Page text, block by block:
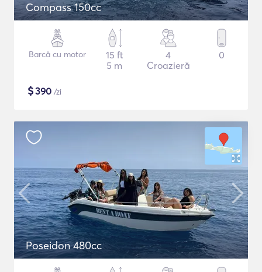
Compass 150cc
Barcă cu motor
15 ft
5 m
4
Croazieră
0
$390 /zi
Poseidon 480cc